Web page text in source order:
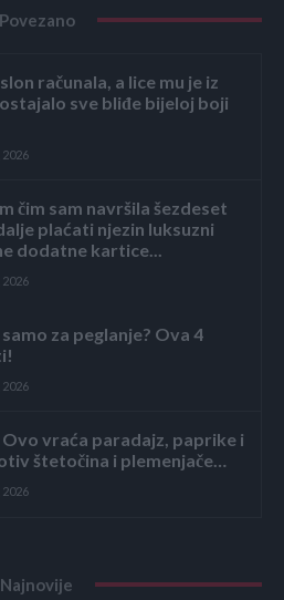
Povezano
računala, a lice mu je iz
sve bliđe bijeloj boji
2026
čim sam navršila šezdeset
plaćati njezin luksuzni
dodatne kartice...
2026
za peglanje? Ova 4
2026
vraća paradajz, paprike i
štetočina i plemenjače…
2026
Najnovije